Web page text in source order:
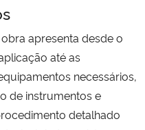
apresenta desde o
até as
necessários,
de instrumentos e
detalhado